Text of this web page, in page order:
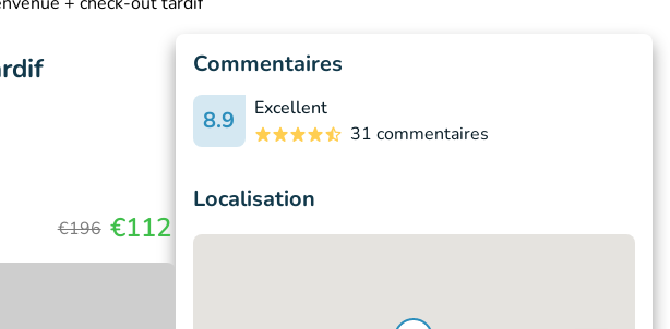
€196 €112
Commentaires
8.9
Excellent
31 commentaires
Localisation